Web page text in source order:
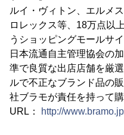
ルイ・ヴィトン、エルメ
ロレックス等、18万点以
うショッピングモールサイ
日本流通自主管理協会の
準で良質な出店店舗を厳
ルで不正なブランド品の
社ブラモが責任を持って
URL：
http://